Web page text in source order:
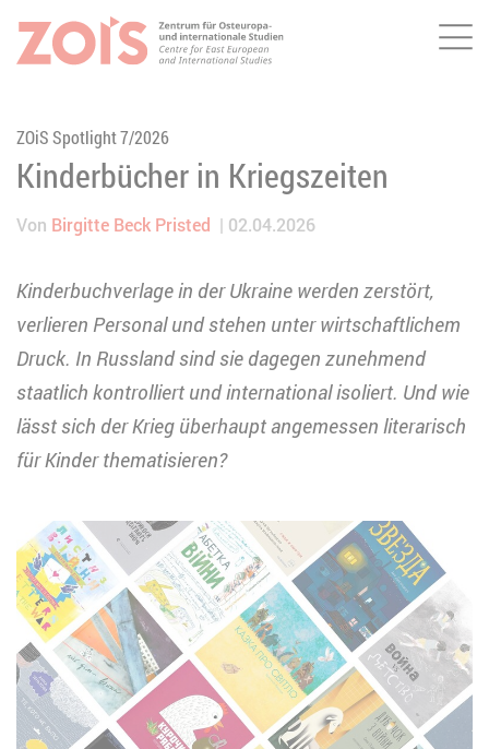
ZUM HAUPTINHALT SPRINGEN
ZUR SUCHE SPRINGEN
ZOiS Spotlight 7/2026
Kinderbücher in Kriegszeiten
Von Birgitte Beck Pristed 02.04.2026
Kinderbuchverlage in der Ukraine werden zerstört,
verlieren Personal und stehen unter wirtschaftlichem
Druck. In Russland sind sie dagegen zunehmend
staatlich kontrolliert und international isoliert. Und wie
lässt sich der Krieg überhaupt angemessen literarisch
für Kinder thematisieren?